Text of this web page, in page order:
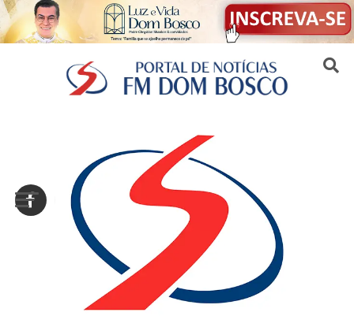
Sair da versão mobile